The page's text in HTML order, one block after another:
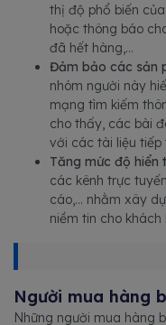
thị độ phổ biến
hoặc thông báo
đã hết hàng,...
Đảm bảo các sản
nhóm người này
mạng tìm kiếm
cho thấy, các bài
với các tài liệu tiếp
Tăng mức độ hiển
các kênh trực
cáo,... nhằm xây
niềm tin cho khách
Người mua hàng
Những người mua hàng